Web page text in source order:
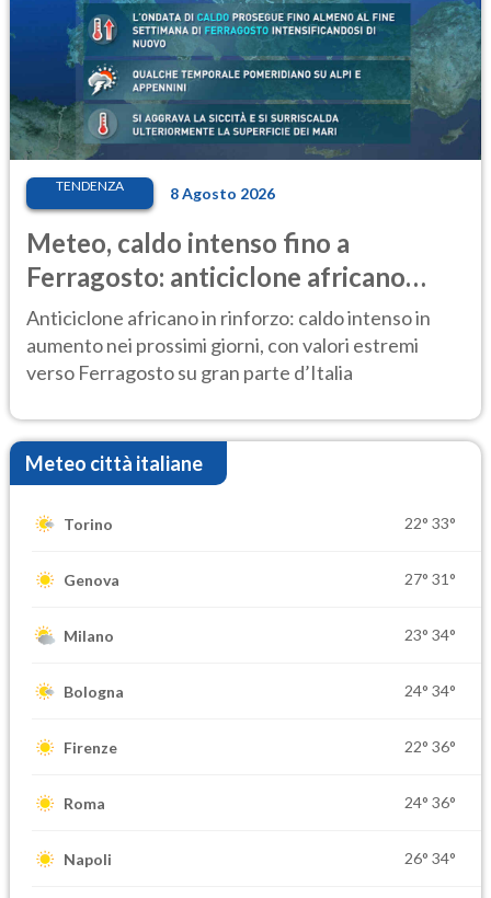
TENDENZA 8 Agosto 2026
Meteo, caldo intenso fino a
Ferragosto: anticiclone africano
ancora protagonista
Anticiclone africano in rinforzo: caldo intenso in
aumento nei prossimi giorni, con valori estremi
verso Ferragosto su gran parte d’Italia
Meteo città italiane
Torino 22° 33°
Genova 27° 31°
Milano 23° 34°
Bologna 24° 34°
Firenze 22° 36°
Roma 24° 36°
Napoli 26° 34°